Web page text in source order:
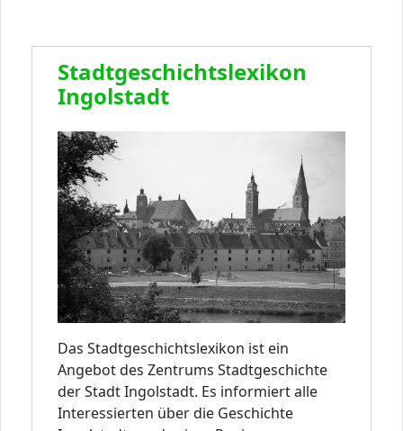
Stadt­geschichts­lexikon
Ingol­stadt
Das Stadtgeschichtslexikon ist ein
Angebot des Zentrums Stadtgeschichte
der Stadt Ingolstadt. Es informiert alle
Interessierten über die Geschichte